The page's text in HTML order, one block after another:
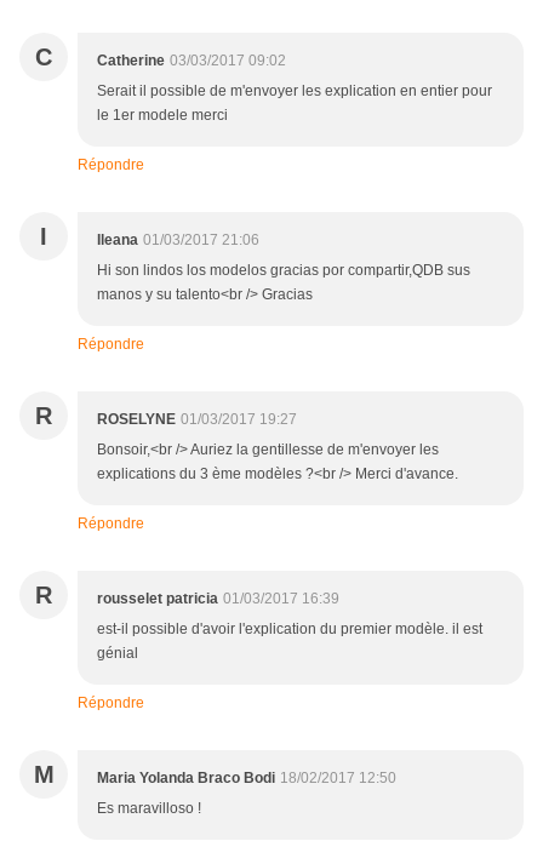
C Catherine 03/03/2017 09:02
Serait il possible de m'envoyer les explication en entier pour
le 1er modele merci
Répondre
I Ileana 01/03/2017 21:06
Hi son lindos los modelos gracias por compartir,QDB sus
manos y su talento<br /> Gracias
Répondre
R ROSELYNE 01/03/2017 19:27
Bonsoir,<br /> Auriez la gentillesse de m'envoyer les
explications du 3 ème modèles ?<br /> Merci d'avance.
Répondre
R rousselet patricia 01/03/2017 16:39
est-il possible d'avoir l'explication du premier modèle. il est
génial
Répondre
M Maria Yolanda Braco Bodi 18/02/2017 12:50
Es maravilloso !